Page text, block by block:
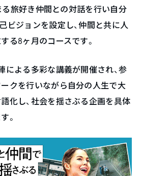
る旅好き仲間との対話を行い自分
ビジョンを設定し、仲間と共に人
る8ヶ月のコースです。
による多彩な講義が開催され、参
クを行いながら自分の人生で大
化し、社会を揺さぶる企画を具体
。